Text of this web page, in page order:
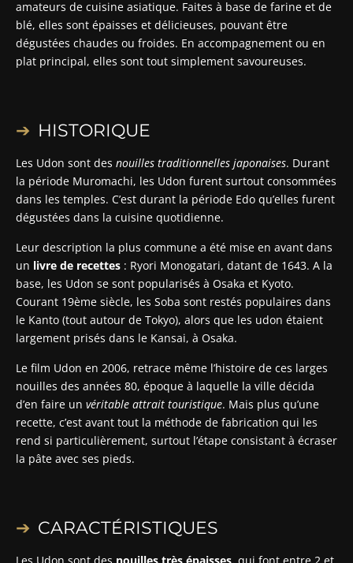
amateurs de cuisine asiatique. Faites à base de farine et de
blé, elles sont épaisses et délicieuses, pouvant être
dégustées chaudes ou froides. En accompagnement ou en
plat principal, elles sont tout simplement savoureuses.
HISTORIQUE
Les Udon sont des nouilles traditionnelles japonaises. Durant
la période Muromachi, les Udon furent surtout consommées
dans les temples. C’est durant la période Edo qu’elles furent
dégustées dans la cuisine quotidienne.
Leur description la plus commune a été mise en avant dans
un livre de recettes : Ryori Monogatari, datant de 1643. A la
base, les Udon se sont popularisés à Osaka et Kyoto.
Courant 19ème siècle, les Soba sont restés populaires dans
le Kanto (tout autour de Tokyo), alors que les udon étaient
largement prisés dans le Kansai, à Osaka.
Le film Udon en 2006, retrace même l’histoire de ces larges
nouilles des années 80, époque à laquelle la ville décida
d’en faire un véritable attrait touristique. Mais plus qu’une
recette, c’est avant tout la méthode de fabrication qui les
rend si particulièrement, surtout l’étape consistant à écraser
la pâte avec ses pieds.
CARACTÉRISTIQUES